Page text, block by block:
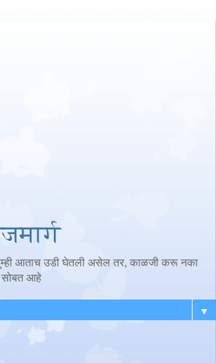
तुम्ही आताच उडी घेतली असेल तर, काळजी करू नका
सोबत आहे
▼